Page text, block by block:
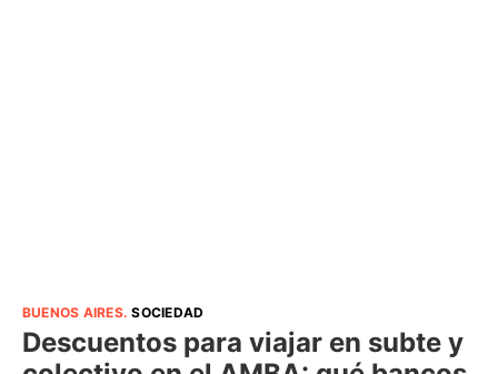
BUENOS AIRES.SOCIEDAD
Descuentos para viajar en subte y